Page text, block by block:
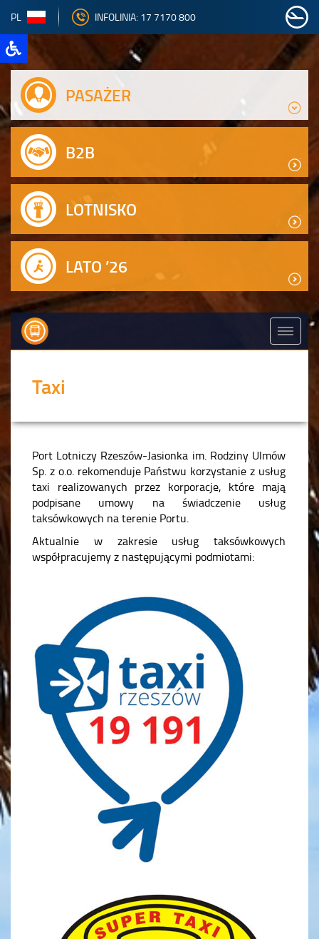
PL INFOLINIA: 17 7170 800
PASAŻER
B2B
LOTNISKO
LATO ’26
Taxi
Port Lotniczy Rzeszów-Jasionka im. Rodziny Ulmów
Sp. z o.o. rekomenduje Państwu korzystanie z usług
taxi realizowanych przez korporacje, które mają
podpisane umowy na świadczenie usług
taksówkowych na terenie Portu.
Aktualnie w zakresie usług taksówkowych
współpracujemy z następującymi podmiotami: